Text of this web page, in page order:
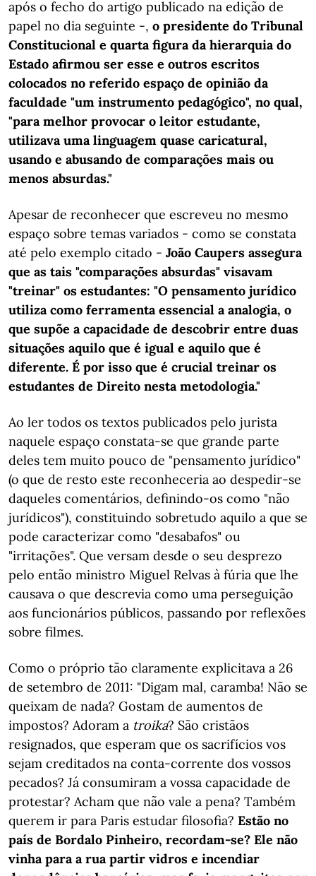
após o fecho do artigo publicado na edição de
papel no dia seguinte -, o presidente do Tribunal
Constitucional e quarta figura da hierarquia do
Estado afirmou ser esse e outros escritos
colocados no referido espaço de opinião da
faculdade "um instrumento pedagógico", no qual,
"para melhor provocar o leitor estudante,
utilizava uma linguagem quase caricatural,
usando e abusando de comparações mais ou
menos absurdas."
Apesar de reconhecer que escreveu no mesmo
espaço sobre temas variados - como se constata
até pelo exemplo citado - João Caupers assegura
que as tais "comparações absurdas" visavam
"treinar" os estudantes: "O pensamento jurídico
utiliza como ferramenta essencial a analogia, o
que supõe a capacidade de descobrir entre duas
situações aquilo que é igual e aquilo que é
diferente. É por isso que é crucial treinar os
estudantes de Direito nesta metodologia."
Ao ler todos os textos publicados pelo jurista
naquele espaço constata-se que grande parte
deles tem muito pouco de "pensamento jurídico"
(o que de resto este reconheceria ao despedir-se
daqueles comentários, definindo-os como "não
jurídicos"), constituindo sobretudo aquilo a que se
pode caracterizar como "desabafos" ou
"irritações". Que versam desde o seu desprezo
pelo então ministro Miguel Relvas à fúria que lhe
causava o que descrevia como uma perseguição
aos funcionários públicos, passando por reflexões
sobre filmes.
Como o próprio tão claramente explicitava a 26
de setembro de 2011: "Digam mal, caramba! Não se
queixam de nada? Gostam de aumentos de
impostos? Adoram a troika? São cristãos
resignados, que esperam que os sacrifícios vos
sejam creditados na conta-corrente dos vossos
pecados? Já consumiram a vossa capacidade de
protestar? Acham que não vale a pena? Também
querem ir para Paris estudar filosofia? Estão no
país de Bordalo Pinheiro, recordam-se? Ele não
vinha para a rua partir vidros e incendiar